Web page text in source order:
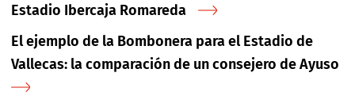
Estadio Ibercaja Romareda
El ejemplo de la Bombonera para el Estadio de
Vallecas: la comparación de un consejero de Ayuso